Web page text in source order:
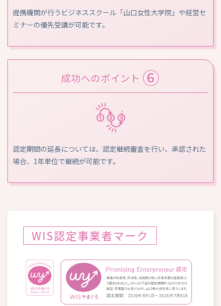
提携機関が行うビジネススクール「山口女性大学院」や経営セ
ミナーの優先受講が可能です。
成功へのポイント ⑥
認定期間の延長については、認定継続審査を行い、承認された
場合、1年単位で継続が可能です。
WIS認定事業者マーク